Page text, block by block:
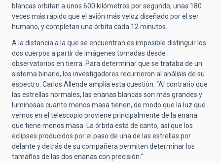
blancas orbitan a unos 600 kilómetros por segundo, unas 180
veces más rápido que el avión más veloz diseñado por el ser
humano, y completan una órbita cada 12 minutos.
A la distancia a la que se encuentran es imposible distinguir los
dos cuerpos a partir de imágenes tomadas desde
observatorios en tierra. Para determinar que se trataba de un
sistema binario, los investigadores recurrieron al análisis de su
espectro. Carlos Allende amplía esta cuestión: “Al contrario que
las estrellas normales, las enanas blancas son más grandes y
luminosas cuanto menos masa tienen, de modo que la luz que
vemos en el telescopio proviene principalmente de la enana
que tiene menos masa. La órbita está de canto, así que los
eclipses producidos por el paso de una de las estrellas por
delante y detrás de su compañera permiten determinar los
tamaños de las dos enanas con precisión.”